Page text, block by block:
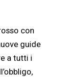
con
guide
a tutti i